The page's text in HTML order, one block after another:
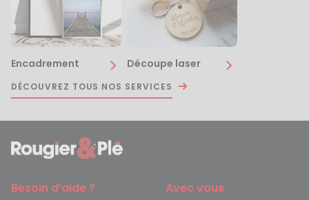
Encadrement Découpe laser
DÉCOUVREZ TOUS NOS SERVICES
Besoin d’aide ? Avec vous